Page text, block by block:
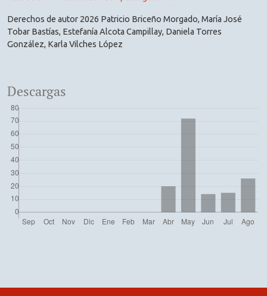
Derechos de autor 2026 Patricio Briceño Morgado, María José
Tobar Bastías, Estefanía Alcota Campillay, Daniela Torres
González, Karla Vilches López
Descargas